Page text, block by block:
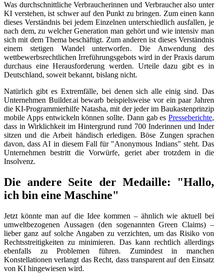
Was durchschnittliche Verbraucherinnen und Verbraucher also unter
KI verstehen, ist schwer auf den Punkt zu bringen. Zum einen kann
dieses Verständnis bei jedem Einzelnen unterschiedlich ausfallen, je
nach dem, zu welcher Generation man gehört und wie intensiv man
sich mit dem Thema beschäftigt. Zum anderen ist dieses Verständnis
einem stetigen Wandel unterworfen. Die Anwendung des
wettbewerbsrechtlichen Irreführungsgebots wird in der Praxis darum
durchaus eine Herausforderung werden. Urteile dazu gibt es in
Deutschland, soweit bekannt, bislang nicht.
Natürlich gibt es Extremfälle, bei denen sich alle einig sind. Das
Unternehmen Builder.ai bewarb beispielsweise vor ein paar Jahren
die KI-Programmierhilfe Natasha, mit der jeder im Baukastenprinzip
mobile Apps entwickeln können sollte. Dann gab es Presseberichte,
dass in Wirklichkeit im Hintergrund rund 700 Inderinnen und Inder
sitzen und die Arbeit händisch erledigen. Böse Zungen sprachen
davon, dass AI in diesem Fall für "Anonymous Indians" steht. Das
Unternehmen bestritt die Vorwürfe, geriet aber trotzdem in die
Insolvenz.
Die andere Seite der Medaille: "Hallo,
ich bin eine Maschine"
Jetzt könnte man auf die Idee kommen – ähnlich wie aktuell bei
umweltbezogenen Aussagen (den sogenannten Green Claims) –
lieber ganz auf solche Angaben zu verzichten, um das Risiko von
Rechtsstreitigkeiten zu minimieren. Das kann rechtlich allerdings
ebenfalls zu Problemen führen. Zumindest in manchen
Konstellationen verlangt das Recht, dass transparent auf den Einsatz
von KI hingewiesen wird.